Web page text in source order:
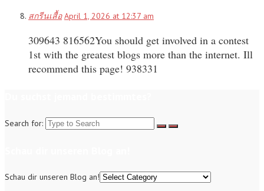
สกรีนเสื้อ April 1, 2026 at 12:37 am
309643 816562You should get involved in a contest
1st with the greatest blogs more than the internet. Ill
recommend this page! 938331
Search for:
Schau dir unseren Blog an!